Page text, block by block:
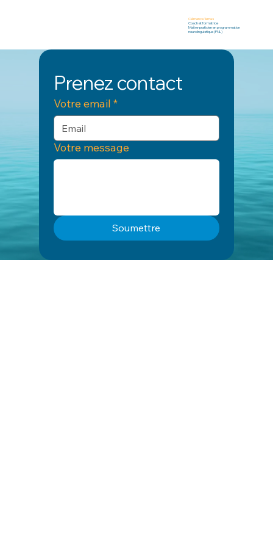
Clémence Tamas
Coach et formatrice
Maître-praticien en programmation
neurolinguistique (PNL)
Prenez contact
Votre email *
Votre message
Soumettre